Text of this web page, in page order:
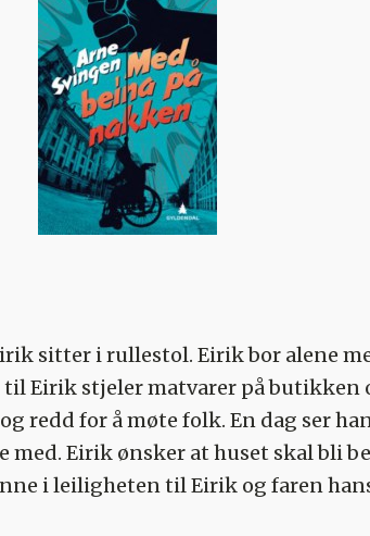
sitter i rullestol. Eirik bor alene
Eirik stjeler matvarer på butikken
redd for å møte folk. En dag ser
Eirik ønsker at huset skal bli
i leiligheten til Eirik og faren